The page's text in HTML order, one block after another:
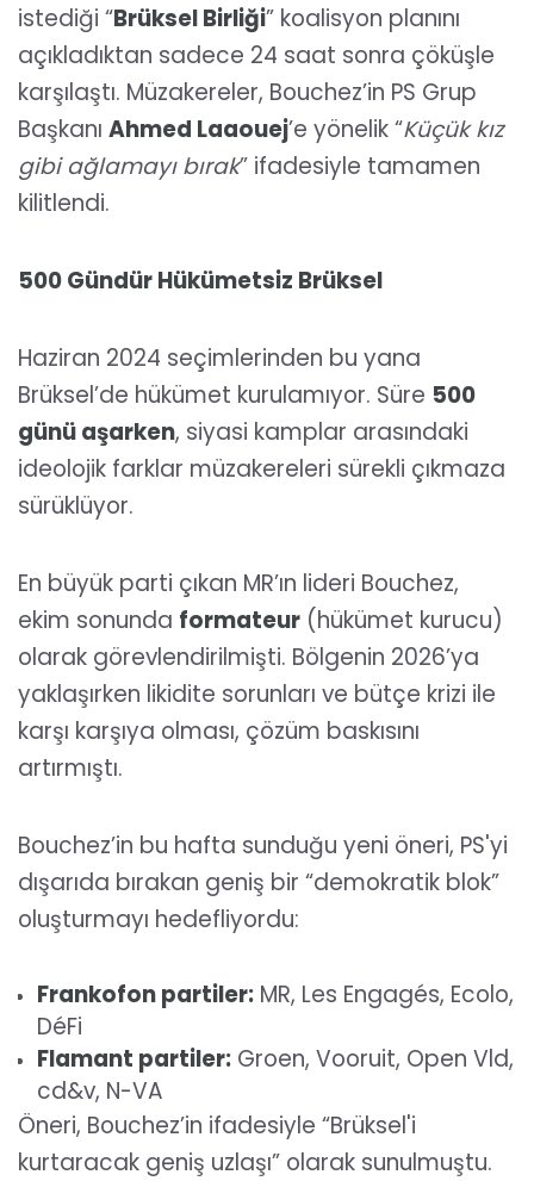
istediği “Brüksel Birliği” koalisyon planını
açıkladıktan sadece 24 saat sonra çöküşle
karşılaştı. Müzakereler, Bouchez’in PS Grup
Başkanı Ahmed Laaouej’e yönelik “Küçük kız
gibi ağlamayı bırak” ifadesiyle tamamen
kilitlendi.
500 Gündür Hükümetsiz Brüksel
Haziran 2024 seçimlerinden bu yana
Brüksel’de hükümet kurulamıyor. Süre 500
günü aşarken, siyasi kamplar arasındaki
ideolojik farklar müzakereleri sürekli çıkmaza
sürüklüyor.
En büyük parti çıkan MR’ın lideri Bouchez,
ekim sonunda formateur (hükümet kurucu)
olarak görevlendirilmişti. Bölgenin 2026’ya
yaklaşırken likidite sorunları ve bütçe krizi ile
karşı karşıya olması, çözüm baskısını
artırmıştı.
Bouchez’in bu hafta sunduğu yeni öneri, PS'yi
dışarıda bırakan geniş bir “demokratik blok”
oluşturmayı hedefliyordu:
Frankofon partiler: MR, Les Engagés, Ecolo,
DéFi
Flamant partiler: Groen, Vooruit, Open Vld,
cd&v, N-VA
Öneri, Bouchez’in ifadesiyle “Brüksel'i
kurtaracak geniş uzlaşı” olarak sunulmuştu.